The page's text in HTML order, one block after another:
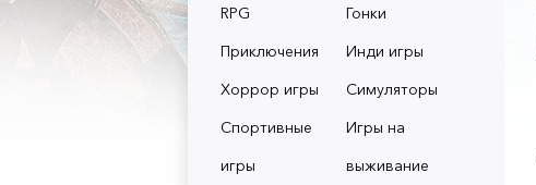
RPG
Гонки
Приключения
Инди игры
Хоррор игры
Симуляторы
Спортивные
игры
Игры на
выживание